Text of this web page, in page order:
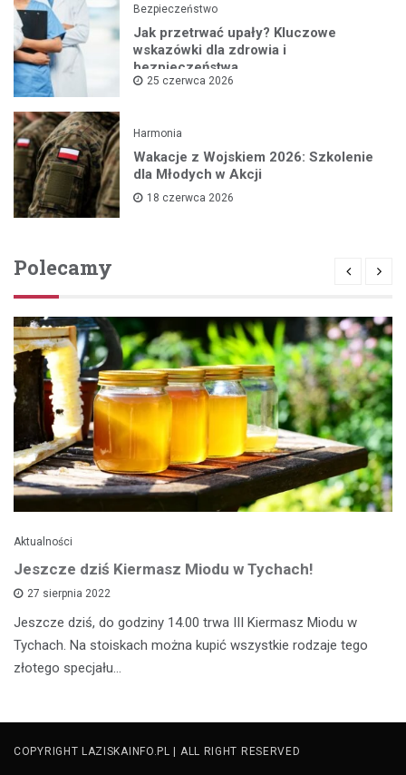
Bezpieczeństwo
Jak przetrwać upały? Kluczowe
wskazówki dla zdrowia i
bezpieczeństwa
25 czerwca 2026
Harmonia
Wakacje z Wojskiem 2026: Szkolenie
dla Młodych w Akcji
18 czerwca 2026
Polecamy
Aktualności
Jeszcze dziś Kiermasz Miodu w Tychach!
27 sierpnia 2022
Jeszcze dziś, do godziny 14.00 trwa III Kiermasz Miodu w
Tychach. Na stoiskach można kupić wszystkie rodzaje tego
złotego specjału…
COPYRIGHT LAZISKAINFO.PL | ALL RIGHT RESERVED